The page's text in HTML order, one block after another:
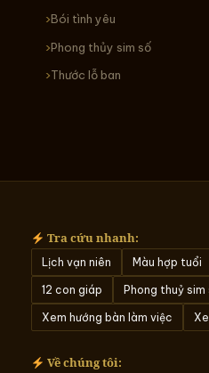
Bói tình yêu
Phong thủy sim số
Thước lỗ ban
Tra cứu nhanh:
Lịch vạn niên Màu hợp tuổi
12 con giáp Phong thuỷ sim
Xem hướng bàn làm việc
Về chúng tôi: